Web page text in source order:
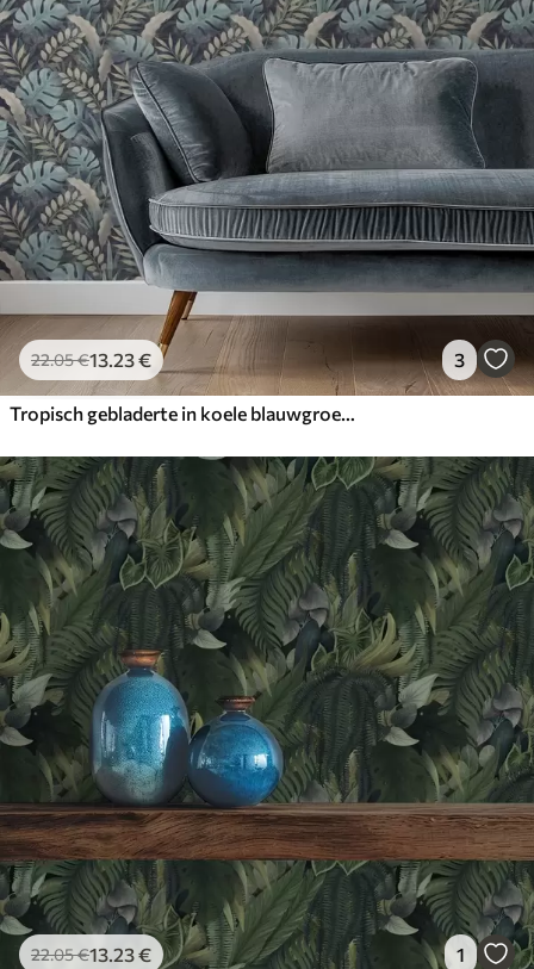
22.05€13.23€ 3
Tropisch gebladerte in koele blauwgroene tinten
22.05€13.23€ 1